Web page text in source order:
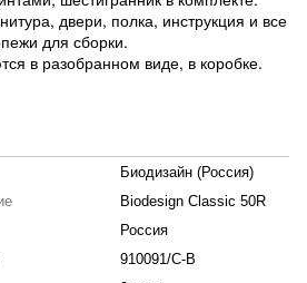
двери, полка, инструкция и все
для сборки.
в разобранном виде, в коробке.
Биодизайн (Россия)
Biodesign Classic 50R
Россия
910091/C-B